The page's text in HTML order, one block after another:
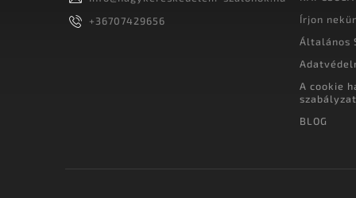
+36707429656
Írjon
Általános
A cookie
szabályzat
BLOG